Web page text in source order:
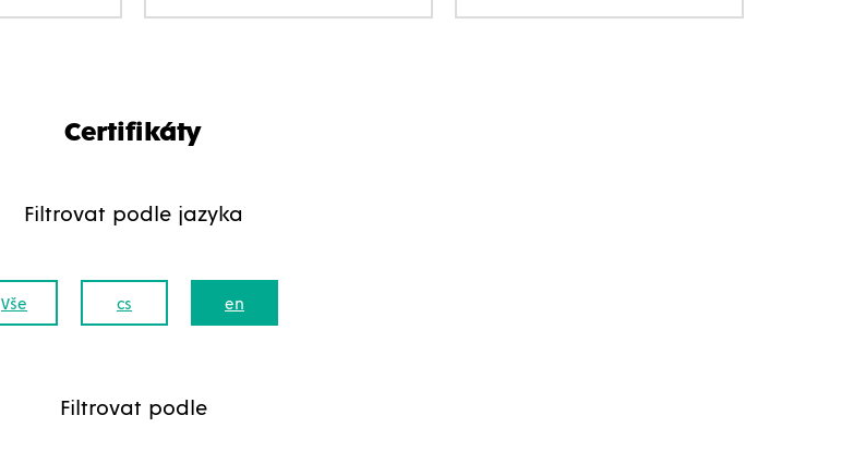
Certifikáty
Filtrovat podle jazyka
Vše cs en
Filtrovat podle